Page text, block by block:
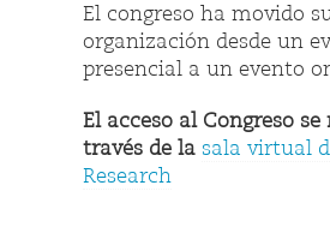
El congreso ha movido
organización desde un
presencial a un evento
El acceso al Congreso
través de la sala virtual
Research